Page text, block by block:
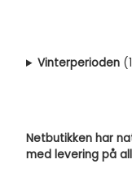
Vinterperioden
Netbutikken har
med levering på